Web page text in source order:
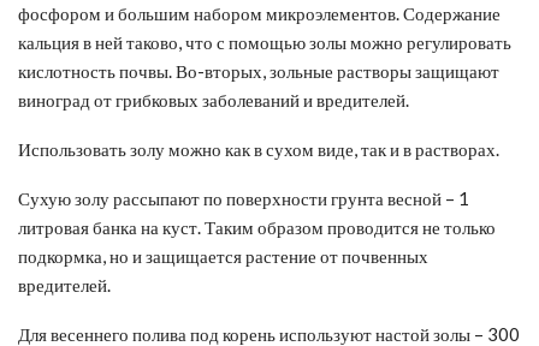
фосфором и большим набором микроэлементов. Содержание
кальция в ней таково, что с помощью золы можно регулировать
кислотность почвы. Во-вторых, зольные растворы защищают
виноград от грибковых заболеваний и вредителей.
Использовать золу можно как в сухом виде, так и в растворах.
Сухую золу рассыпают по поверхности грунта весной – 1
литровая банка на куст. Таким образом проводится не только
подкормка, но и защищается растение от почвенных
вредителей.
Для весеннего полива под корень используют настой золы – 300